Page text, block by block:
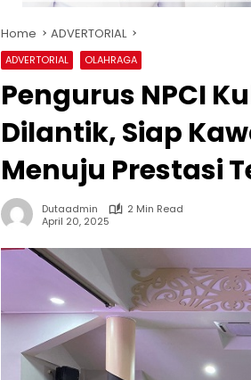
Home ADVERTORIAL
ADVERTORIAL OLAHRAGA
Pengurus NPCI
Dilantik, Siap
Menuju Prestasi
Dutaadmin
2 Min Read
April 20, 2025